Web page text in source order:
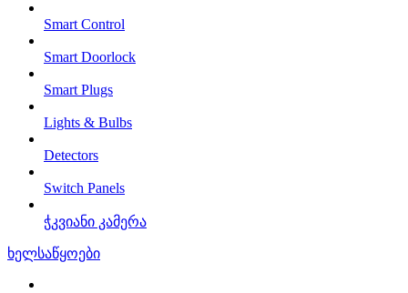
Smart Control
Smart Doorlock
Smart Plugs
Lights & Bulbs
Detectors
Switch Panels
ჭკვიანი კამერა
ხელსაწყოები